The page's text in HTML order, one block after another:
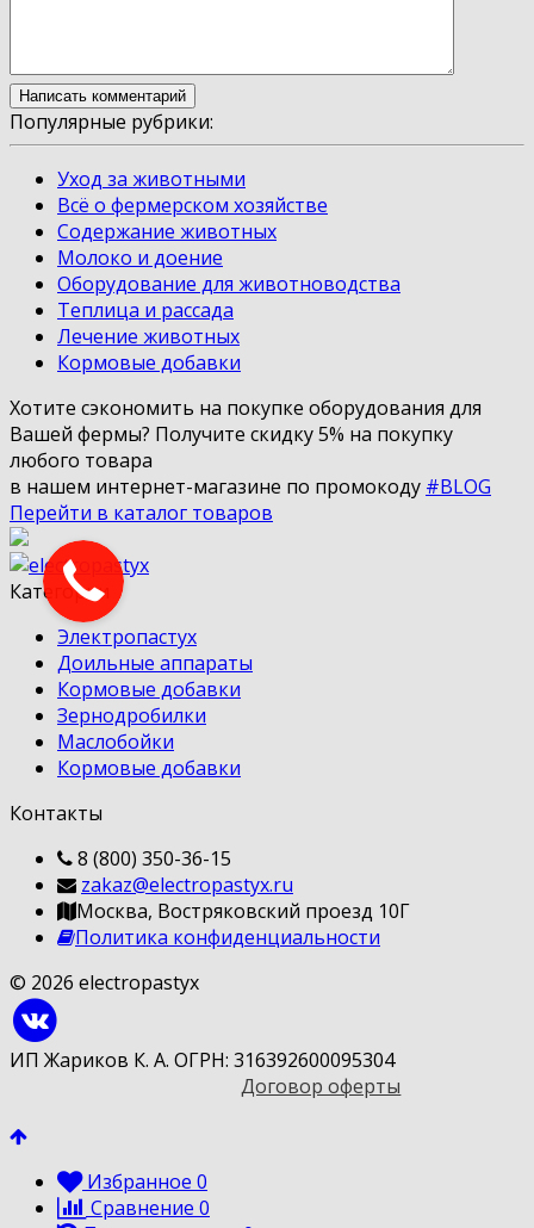
Популярные рубрики:
Уход за животными
Всё о фермерском хозяйстве
Содержание животных
Молоко и доение
Оборудование для животноводства
Теплица и рассада
Лечение животных
Кормовые добавки
Хотите сэкономить на покупке оборудования для
Вашей фермы? Получите скидку 5% на покупку
любого товара
в нашем интернет-магазине по промокоду #BLOG
Перейти в каталог товаров
Категории
Электропастух
Доильные аппараты
Кормовые добавки
Зернодробилки
Маслобойки
Кормовые добавки
Контакты
8 (800) 350-36-15
zakaz@electropastyx.ru
Москва, Востряковский проезд 10Г
Политика конфиденциальности
© 2026 electropastyx
ИП Жариков К. А. ОГРН: 316392600095304
Договор оферты
Избранное 0
Сравнение 0